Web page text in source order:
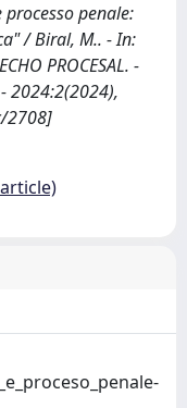
penale:
/ Biral, M.. - In:
PROCESAL. -
- 2024:2(2024),
2708]